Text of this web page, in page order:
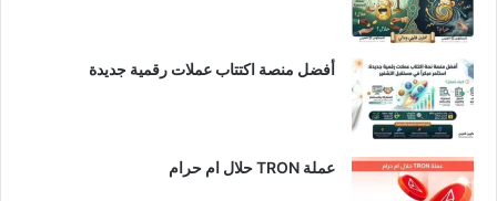
أفضل منصة اكتتاب عملات رقمية جديدة
عملة TRON حلال ام حرام​